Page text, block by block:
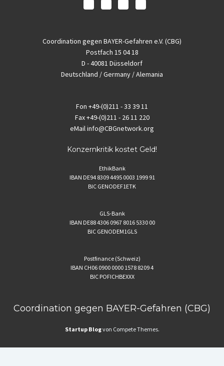
Coordination gegen BAYER-Gefahren e.V. (CBG)
Postfach 15 04 18
D - 40081 Düsseldorf
Deutschland / Germany / Alemania
Fon +49-(0)211 - 33 39 11
Fax+49-(0)211 - 26 11 220
eMailinfo@CBGnetwork.org
Konzernkritik kostet Geld!
EthikBank
IBAN DE94 8309 4495 0003 1999 91
BIC GENODEF1ETK
GLS-Bank
IBAN DE88 4306 0967 8016 5330 00
BIC GENODEM1GLS
Postfinance (Schweiz)
IBAN CH06 0900 0000 1578 8209 4
BIC POFICHBEXXX
Coordination gegen BAYER-Gefahren (CBG)
Startup Blogvon Compete Themes.